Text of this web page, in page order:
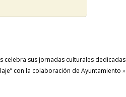
celebra sus jornadas culturales dedicadas
con la colaboración de Ayuntamiento »